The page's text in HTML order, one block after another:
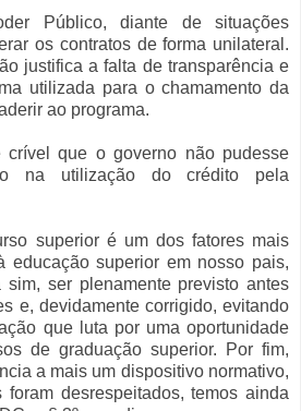
Público, diante de situações
os contratos de forma unilateral.
justifica a falta de transparência e
utilizada para o chamamento da
ao programa.
crível que o governo não pudesse
na utilização do crédito pela
superior é um dos fatores mais
educação superior em nosso pais,
sim, ser plenamente previsto antes
e, devidamente corrigido, evitando
que luta por uma oportunidade
de graduação superior. Por fim,
a mais um dispositivo normativo,
desrespeitados, temos ainda